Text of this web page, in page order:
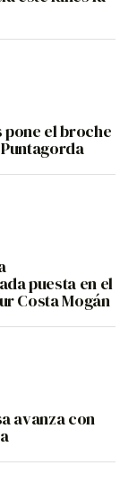
pone el broche
puesta en el
Costa Mogán
avanza con